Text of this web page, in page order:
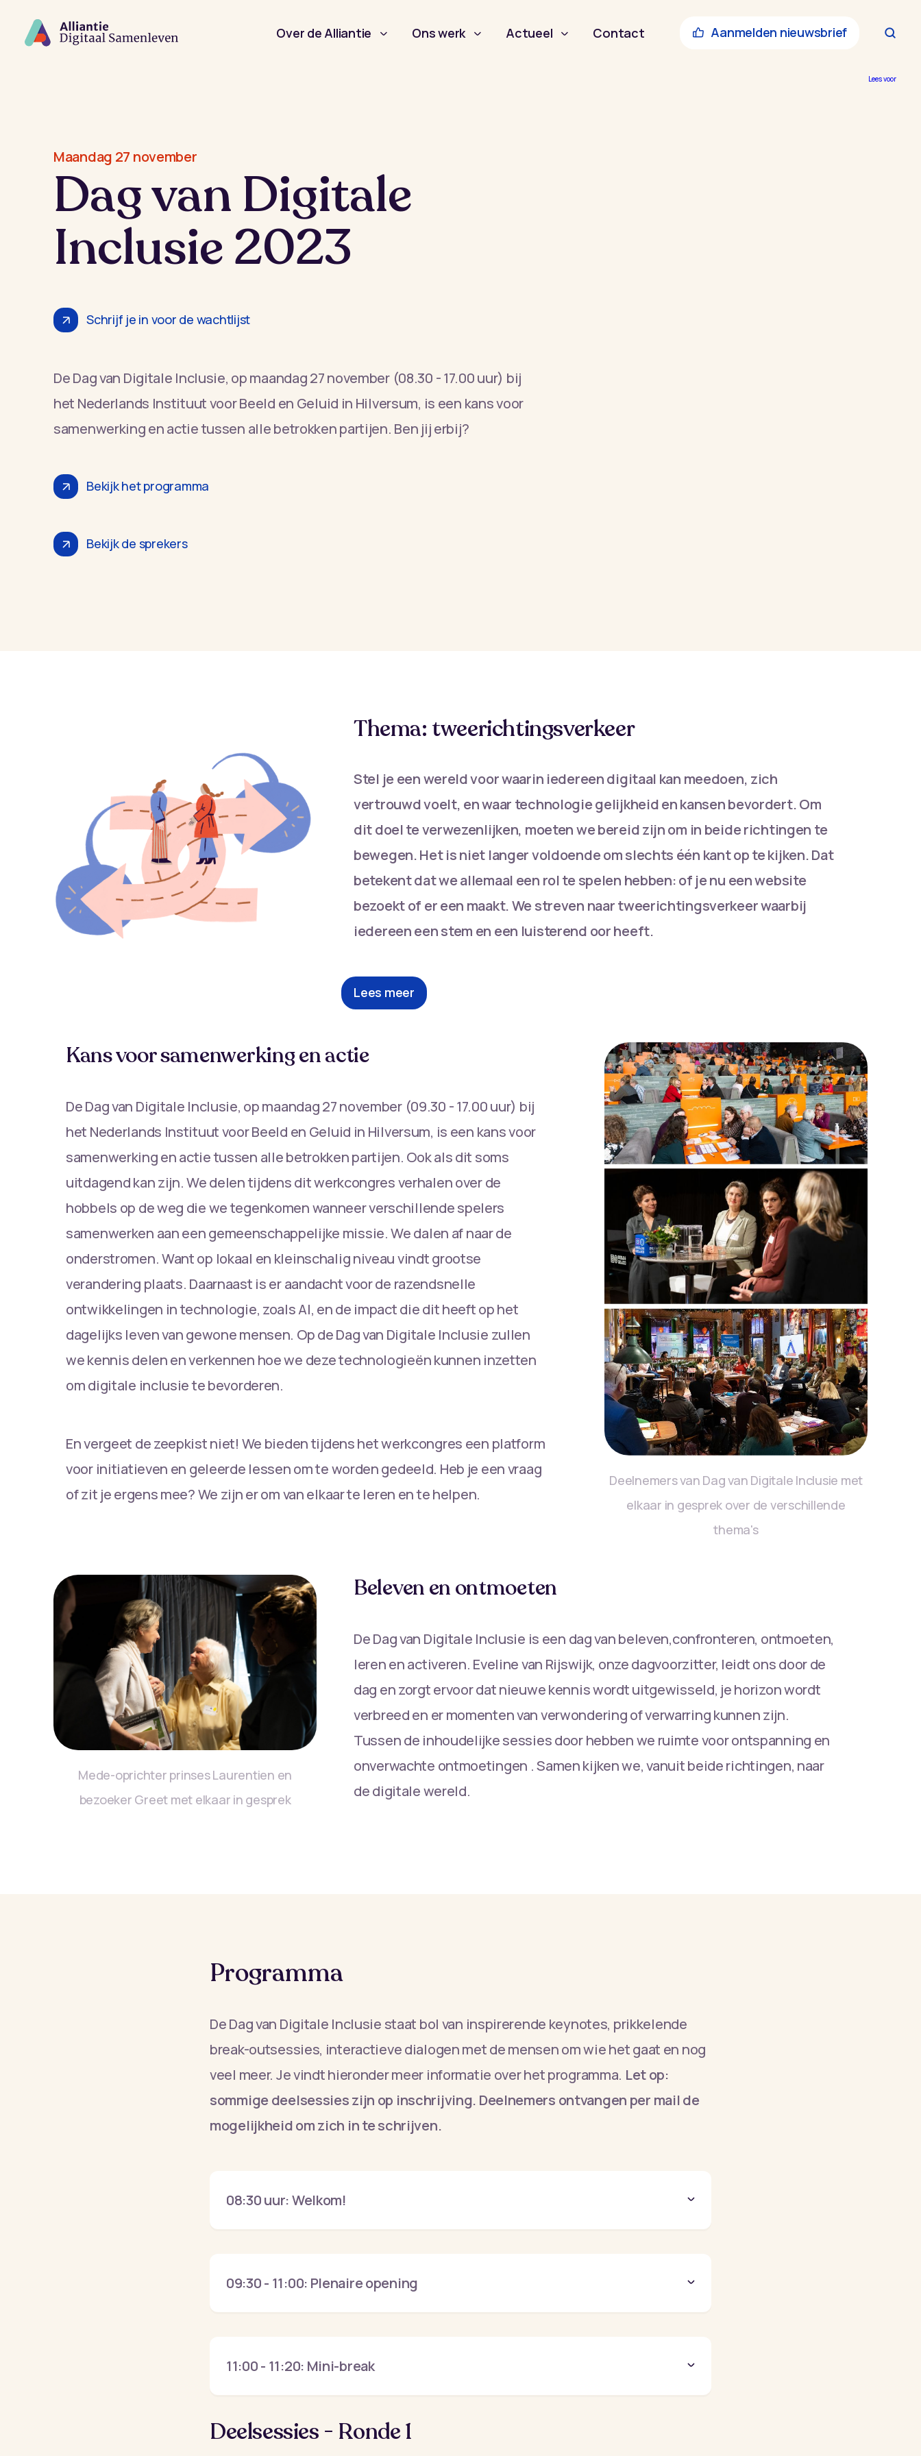
hoofdinhoud
Over de Alliantie Ons werk Actueel Contact Aanmelden nieuwsbrief
Lees voor
Maandag 27 november
Dag van Digitale
Inclusie 2023
Schrijf je in voor de wachtlijst
De Dag van Digitale Inclusie, op maandag 27 november (08.30 - 17.00 uur) bij
het Nederlands Instituut voor Beeld en Geluid in Hilversum, is een kans voor
samenwerking en actie tussen alle betrokken partijen. Ben jij erbij?
Bekijk het programma
Bekijk de sprekers
Thema: tweerichtingsverkeer
Stel je een wereld voor waarin iedereen digitaal kan meedoen, zich
vertrouwd voelt, en waar technologie gelijkheid en kansen bevordert. Om
dit doel te verwezenlijken, moeten we bereid zijn om in beide richtingen te
bewegen. Het is niet langer voldoende om slechts één kant op te kijken. Dat
betekent dat we allemaal een rol te spelen hebben: of je nu een website
bezoekt of er een maakt. We streven naar tweerichtingsverkeer waarbij
iedereen een stem en een luisterend oor heeft.
Lees meer
Kans voor samenwerking en actie
De Dag van Digitale Inclusie, op maandag 27 november (09.30 - 17.00 uur) bij
het Nederlands Instituut voor Beeld en Geluid in Hilversum, is een kans voor
samenwerking en actie tussen alle betrokken partijen. Ook als dit soms
uitdagend kan zijn. We delen tijdens dit werkcongres verhalen over de
hobbels op de weg die we tegenkomen wanneer verschillende spelers
samenwerken aan een gemeenschappelijke missie. We dalen af naar de
onderstromen. Want op lokaal en kleinschalig niveau vindt grootse
verandering plaats. Daarnaast is er aandacht voor de razendsnelle
ontwikkelingen in technologie, zoals AI, en de impact die dit heeft op het
dagelijks leven van gewone mensen. Op de Dag van Digitale Inclusie zullen
we kennis delen en verkennen hoe we deze technologieën kunnen inzetten
om digitale inclusie te bevorderen.
En vergeet de zeepkist niet! We bieden tijdens het werkcongres een platform
voor initiatieven en geleerde lessen om te worden gedeeld. Heb je een vraag
of zit je ergens mee? We zijn er om van elkaar te leren en te helpen.
Deelnemers van Dag van Digitale Inclusie met
elkaar in gesprek over de verschillende
thema's
Mede-oprichter prinses Laurentien en
bezoeker Greet met elkaar in gesprek
Beleven en ontmoeten
De Dag van Digitale Inclusie is een dag van beleven,confronteren, ontmoeten,
leren en activeren. Eveline van Rijswijk, onze dagvoorzitter, leidt ons door de
dag en zorgt ervoor dat nieuwe kennis wordt uitgewisseld, je horizon wordt
verbreed en er momenten van verwondering of verwarring kunnen zijn.
Tussen de inhoudelijke sessies door hebben we ruimte voor ontspanning en
onverwachte ontmoetingen . Samen kijken we, vanuit beide richtingen, naar
de digitale wereld.
Programma
De Dag van Digitale Inclusie staat bol van inspirerende keynotes, prikkelende
break-outsessies, interactieve dialogen met de mensen om wie het gaat en nog
veel meer. Je vindt hieronder meer informatie over het programma. Let op:
sommige deelsessies zijn op inschrijving. Deelnemers ontvangen per mail de
mogelijkheid om zich in te schrijven.
08:30 uur: Welkom!
09:30 - 11:00: Plenaire opening
11:00 - 11:20: Mini-break
Deelsessies - Ronde 1